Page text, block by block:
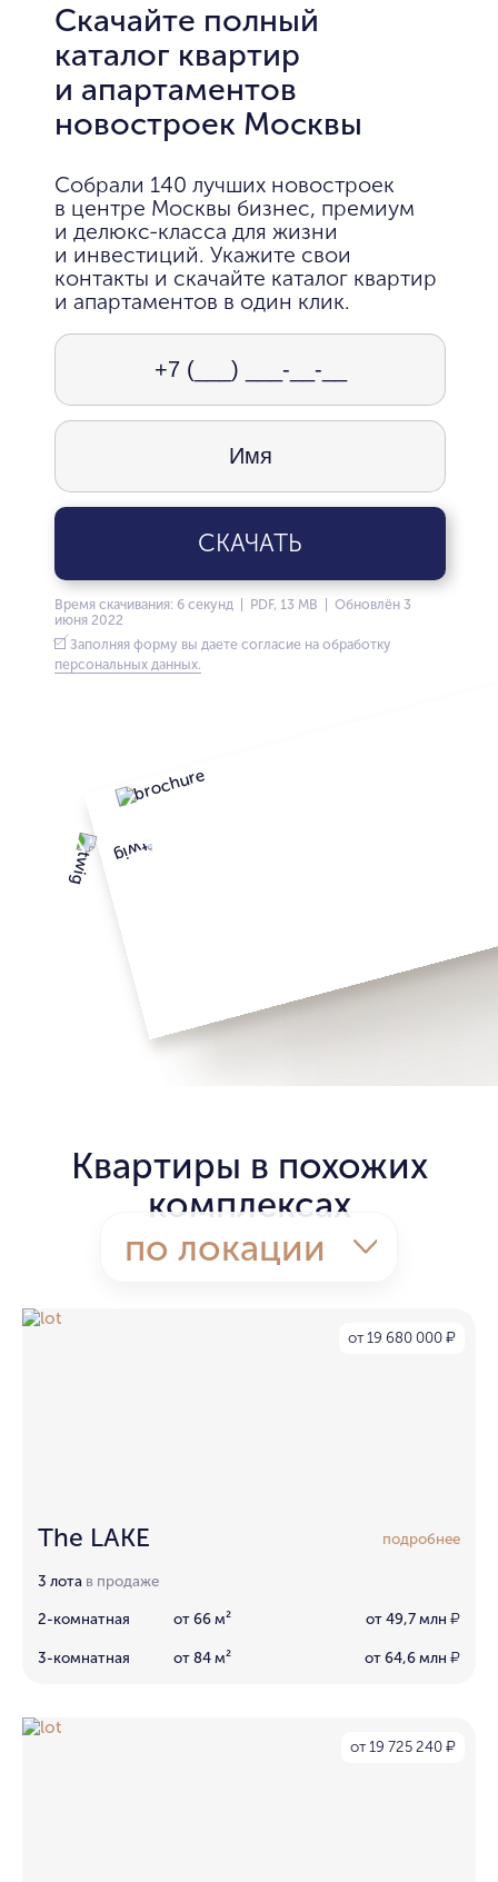
Скачайте полный
каталог квартир
и апартаментов
новостроек Москвы
Собрали 140 лучших новостроек
в центре Москвы бизнес, премиум
и делюкс-класса для жизни
и инвестиций. Укажите свои
контакты и скачайте каталог квартир
и апартаментов в один клик.
СКАЧАТЬ
Время скачивания: 6 секунд | PDF, 13 MB | Обновлён 3
июня 2022
Заполняя форму вы даете согласие на обработку
персональных данных.
Квартиры в похожих
комплексах
по локации
от 19 680 000 ₽
The LAKE подробнее
3 лота в продаже
2-комнатная от 66 м² от 49,7 млн ₽
3-комнатная от 84 м² от 64,6 млн ₽
от 19 725 240 ₽